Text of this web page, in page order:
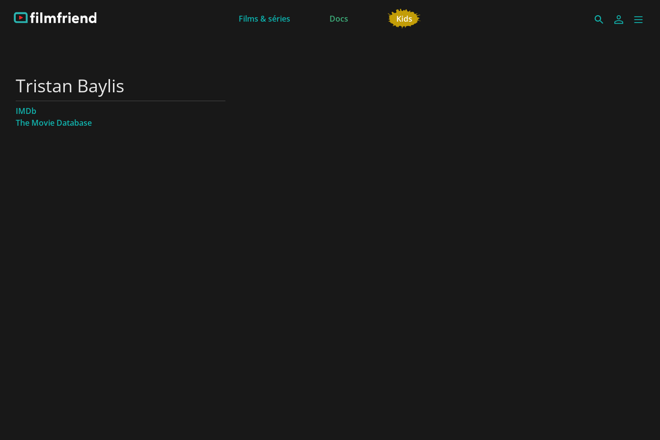
Films & séries Docs
Tristan Baylis
IMDb
The Movie Database